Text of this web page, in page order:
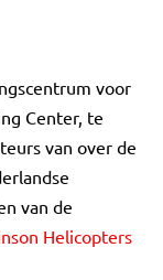
voor
Center, te
van over de
van de
Helicopters